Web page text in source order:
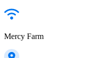
Mercy Farm